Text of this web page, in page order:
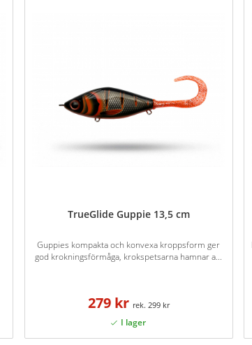
TrueGlide Guppie 13,5 cm
Guppies kompakta och konvexa kroppsform ger
god krokningsförmåga, krokspetsarna hamnar a...
279 kr 299 kr